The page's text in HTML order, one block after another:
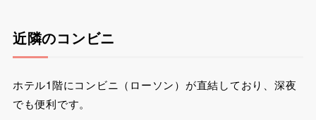
近隣のコンビニ
ホテル1階にコンビニ（ローソン）が直結しており、深夜
でも便利です。